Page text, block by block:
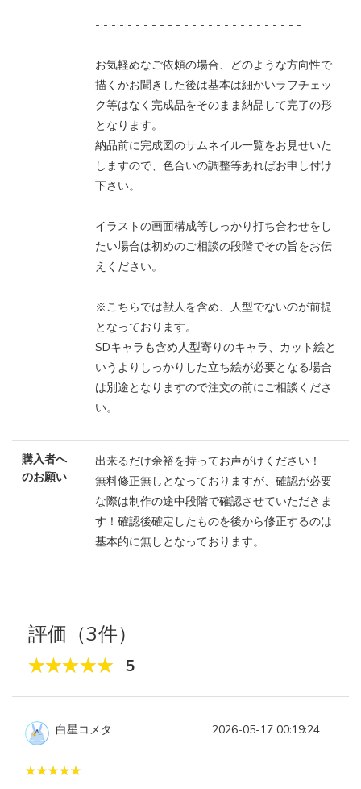
- - - - - - - - - - - - - - - - - - - - - - - - - -
お気軽めなご依頼の場合、どのような方向性で
描くかお聞きした後は基本は細かいラフチェッ
ク等はなく完成品をそのまま納品して完了の形
となります。
納品前に完成図のサムネイル一覧をお見せいた
しますので、色合いの調整等あればお申し付け
下さい。
イラストの画面構成等しっかり打ち合わせをし
たい場合は初めのご相談の段階でその旨をお伝
えください。
※こちらでは獣人を含め、人型でないのが前提
となっております。
SDキャラも含め人型寄りのキャラ、カット絵と
いうよりしっかりした立ち絵が必要となる場合
は別途となりますので注文の前にご相談くださ
い。
購入者へ
のお願い
出来るだけ余裕を持ってお声がけください！
無料修正無しとなっておりますが、確認が必要
な際は制作の途中段階で確認させていただきま
す！確認後確定したものを後から修正するのは
基本的に無しとなっております。
評価（3件）
5
白星コメタ 2026-05-17 00:19:24